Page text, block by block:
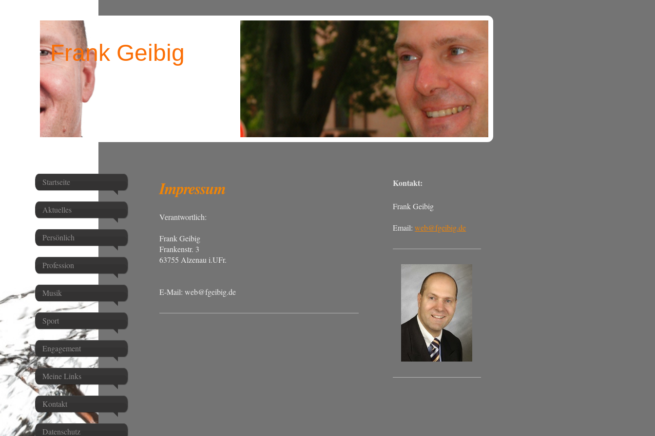
Frank Geibig
Startseite
Aktuelles
Persönlich
Profession
Musik
Sport
Engagement
Meine Links
Kontakt
Datenschutz
Impressum
Verantwortlich:
FrankGeibig
Frankenstr. 3
63755 Alzenau i.UFr.
E-Mail: web@fgeibig.de
Kontakt:
Frank Geibig
Email:web@fgeibig.de